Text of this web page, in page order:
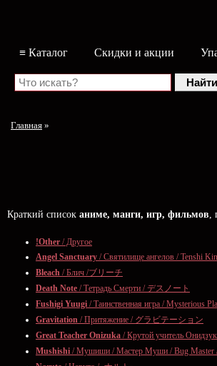
≡ Каталог Скидки и акции
Главная »
Краткий список аниме, манги, игр, фильмов,
!Other / Другое
Angel Sanctuary / Святилище ангелов / Tenshi
Bleach / Блич /ブリーチ
Death Note / Тетрадь Смерти / デスノート
Fushigi Yuugi / Таинственная игра / Mysterious
Gravitation / Притяжение / グラビテーション
Great Teacher Onizuka / Крутой учитель
Mushishi / Мушиши / Мастер Муши / Bug Master